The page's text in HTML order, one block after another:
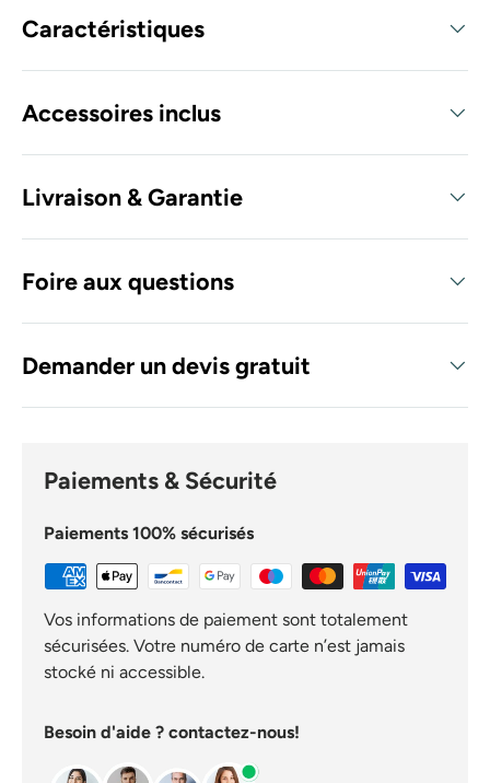
Caractéristiques
Accessoires inclus
Livraison & Garantie
Foire aux questions
Demander un devis gratuit
Paiements & Sécurité
Paiements 100% sécurisés
Vos informations de paiement sont totalement
sécurisées. Votre numéro de carte n’est jamais
stocké ni accessible.
Besoin d'aide ? contactez-nous!